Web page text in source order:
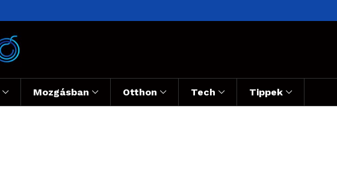
Mozgásban Otthon Tech Tippek